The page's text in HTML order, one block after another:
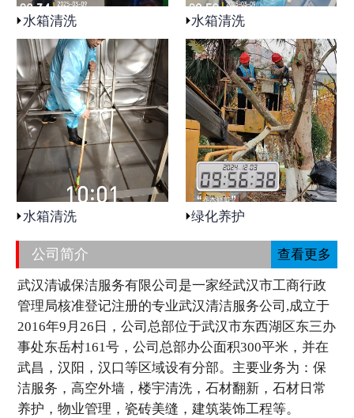
水箱清洗 水箱清洗
水箱清洗 绿化养护
公司简介 查看更多
武汉清诚保洁服务有限公司是一家经武汉市工商行政
管理局核准登记注册的专业武汉清洁服务公司,成立于
2016年9月26日，公司总部位于武汉市东西湖区东三办
事处东岳村161号，公司总部办公面积300平米，并在
武昌，汉阳，汉口等区域设有分部。主要业务为：保
洁服务，高空外墙，楼宇清洗，石材翻新，石材日常
养护，物业管理，瓷砖美缝，建筑装饰工程等。